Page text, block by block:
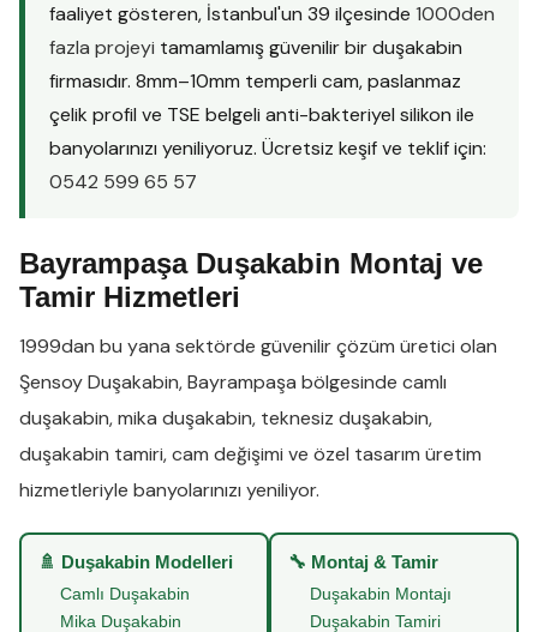
faaliyet gösteren, İstanbul'un 39 ilçesinde 1000den
fazla projeyi tamamlamış güvenilir bir duşakabin
firmasıdır. 8mm–10mm temperli cam, paslanmaz
çelik profil ve TSE belgeli anti-bakteriyel silikon ile
banyolarınızı yeniliyoruz. Ücretsiz keşif ve teklif için:
0542 599 65 57
Bayrampaşa Duşakabin Montaj ve
Tamir Hizmetleri
1999dan bu yana sektörde güvenilir çözüm üretici olan
Şensoy Duşakabin,Bayrampaşa bölgesinde camlı
duşakabin,mika duşakabin, teknesiz duşakabin,
duşakabin tamiri,cam değişimi ve özel tasarım üretim
hizmetleriyle banyolarınızı yeniliyor.
🚿 Duşakabin Modelleri
Camlı Duşakabin
Mika Duşakabin
🔧 Montaj & Tamir
Duşakabin Montajı
Duşakabin Tamiri